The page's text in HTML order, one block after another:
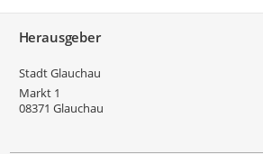
Herausgeber
Stadt Glauchau
Markt 1
08371 Glauchau